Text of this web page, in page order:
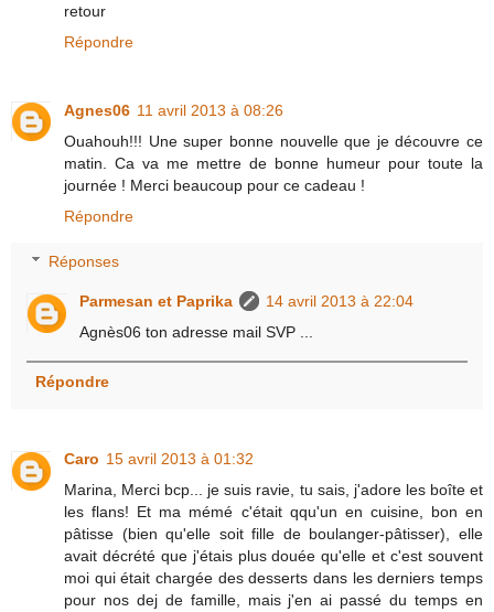
retour
Répondre
Agnes06 11 avril 2013 à 08:26
Ouahouh!!! Une super bonne nouvelle que je découvre ce
matin. Ca va me mettre de bonne humeur pour toute la
journée ! Merci beaucoup pour ce cadeau !
Répondre
Réponses
Parmesan et Paprika
14 avril 2013 à 22:04
Agnès06 ton adresse mail SVP ...
Répondre
Caro 15 avril 2013 à 01:32
Marina, Merci bcp... je suis ravie, tu sais, j'adore les boîte et
les flans! Et ma mémé c'était qqu'un en cuisine, bon en
pâtisse (bien qu'elle soit fille de boulanger-pâtisser), elle
avait décrété que j'étais plus douée qu'elle et c'est souvent
moi qui était chargée des desserts dans les derniers temps
pour nos dej de famille, mais j'en ai passé du temps en